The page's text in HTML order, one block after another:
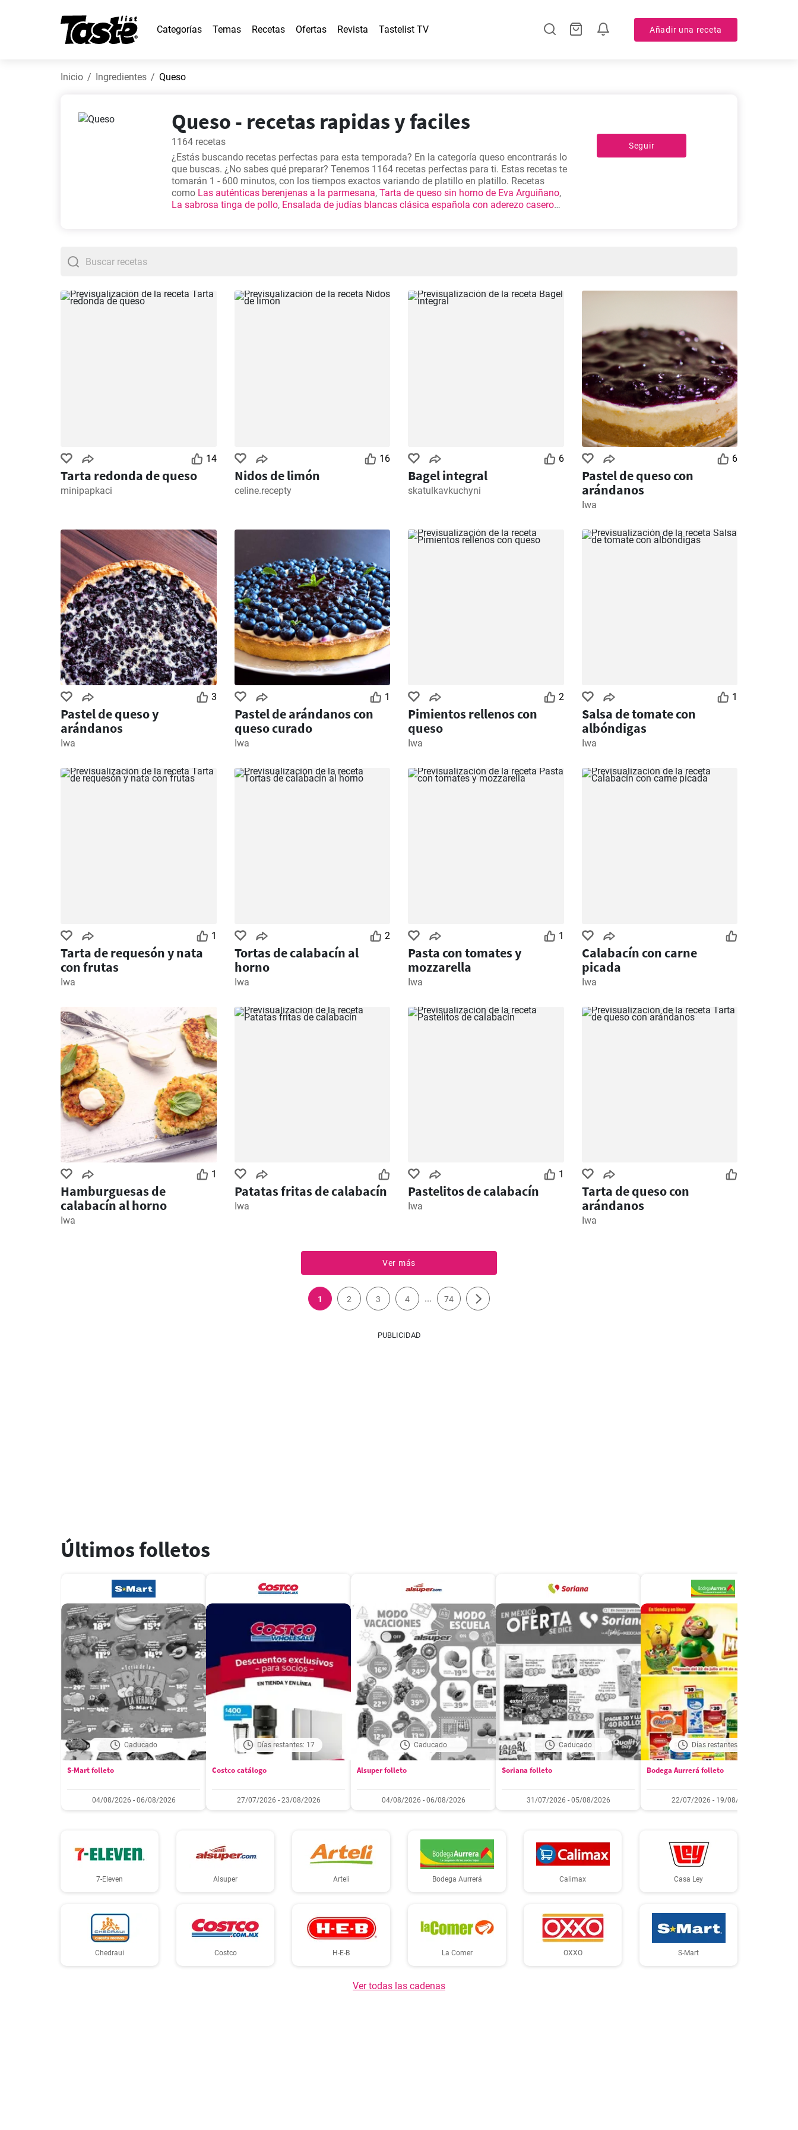
Categorías Temas Recetas Ofertas Revista Tastelist TV Añadir una receta
Inicio Ingredientes Queso
Queso - recetas rapidas y faciles
1164 recetas
¿Estás buscando recetas perfectas para esta temporada? En la categoría queso encontrarás lo
que buscas. ¿No sabes qué preparar? Tenemos 1164 recetas perfectas para ti. Estas recetas te
tomarán 1 - 600 minutos, con los tiempos exactos variando de platillo en platillo. Recetas
como Las auténticas berenjenas a la parmesana, Tarta de queso sin horno de Eva Arguiñano,
La sabrosa tinga de pollo, Ensalada de judías blancas clásica española con aderezo casero
Seguir
14
Tarta redonda de queso
minipapkaci
16
Nidos de limón
celine.recepty
6
Bagel integral
skatulkavkuchyni
6
Pastel de queso con
arándanos
Iwa
3
Pastel de queso y
arándanos
Iwa
1
Pastel de arándanos con
queso curado
Iwa
2
Pimientos rellenos con
queso
Iwa
1
Salsa de tomate con
albóndigas
Iwa
1
Tarta de requesón y nata
con frutas
Iwa
2
Tortas de calabacín al
horno
Iwa
1
Pasta con tomates y
mozzarella
Iwa
Calabacín con carne
picada
Iwa
1
Hamburguesas de
calabacín al horno
Iwa
Patatas fritas de calabacín
Iwa
1
Pastelitos de calabacín
Iwa
Tarta de queso con
arándanos
Iwa
Ver más
1 2 3 4 ... 74
PUBLICIDAD
Últimos folletos
Caducado
S-Mart folleto
04/08/2026 - 06/08/2026
Días restantes: 17
Costco catálogo
27/07/2026 - 23/08/2026
Caducado
Alsuper folleto
04/08/2026 - 06/08/2026
Caducado
Soriana folleto
31/07/2026 - 05/08/2026
Días restantes: 13
Bodega Aurrerá folleto
22/07/2026 - 19/08/2026
7-Eleven Alsuper Arteli Bodega Aurrerá Calimax Casa Ley
Chedraui Costco H-E-B La Comer OXXO S-Mart
Ver todas las cadenas